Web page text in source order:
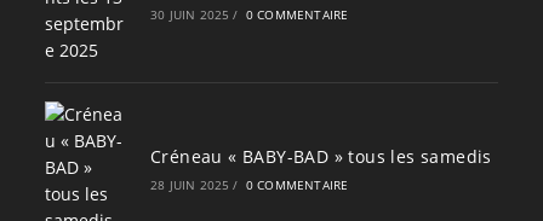
30 JUIN 2025 / 0 COMMENTAIRE
Créneau « BABY-BAD » tous les samedis
28 JUIN 2025 / 0 COMMENTAIRE